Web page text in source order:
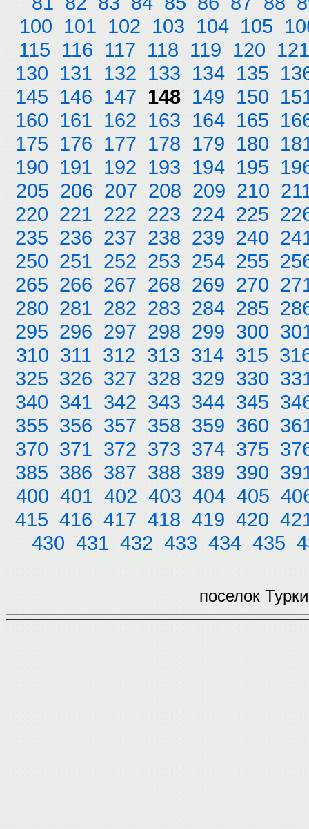
100 101 102 103 104 105
115 116 117 118 119 120 121
130 131 132 133 134 135
145 146 147 148 149 150
160 161 162 163 164 165
175 176 177 178 179 180
190 191 192 193 194 195
205 206 207 208 209 210
220 221 222 223 224 225
235 236 237 238 239 240
250 251 252 253 254 255
265 266 267 268 269 270
280 281 282 283 284 285
295 296 297 298 299 300
310 311 312 313 314 315
325 326 327 328 329 330
340 341 342 343 344 345
355 356 357 358 359 360
370 371 372 373 374 375
385 386 387 388 389 390
400 401 402 403 404 405
415 416 417 418 419 420
430 431 432 433 434 435
поселок